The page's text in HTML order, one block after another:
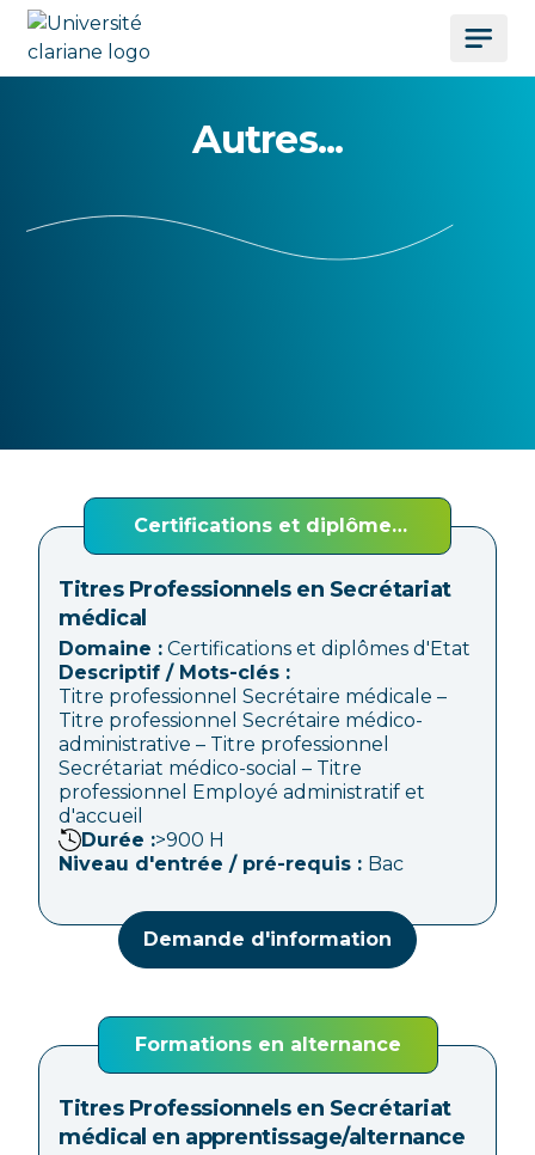
Autres...
Certifications et diplômes
d'Etat
Titres Professionnels en Secrétariat
médical
Domaine : Certifications et diplômes d'Etat
Descriptif / Mots-clés :
Titre professionnel Secrétaire médicale –
Titre professionnel Secrétaire médico-
administrative – Titre professionnel
Secrétariat médico-social – Titre
professionnel Employé administratif et
d'accueil
Durée :>900 H
Niveau d'entrée / pré-requis : Bac
Demande d'information
Formations en alternance
Titres Professionnels en Secrétariat
médical en apprentissage/alternance